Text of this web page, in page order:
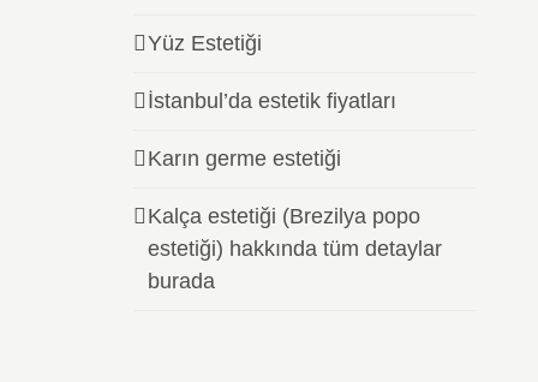
Yüz Estetiği
İstanbul’da estetik fiyatları
Karın germe estetiği
Kalça estetiği (Brezilya popo
estetiği) hakkında tüm detaylar
burada